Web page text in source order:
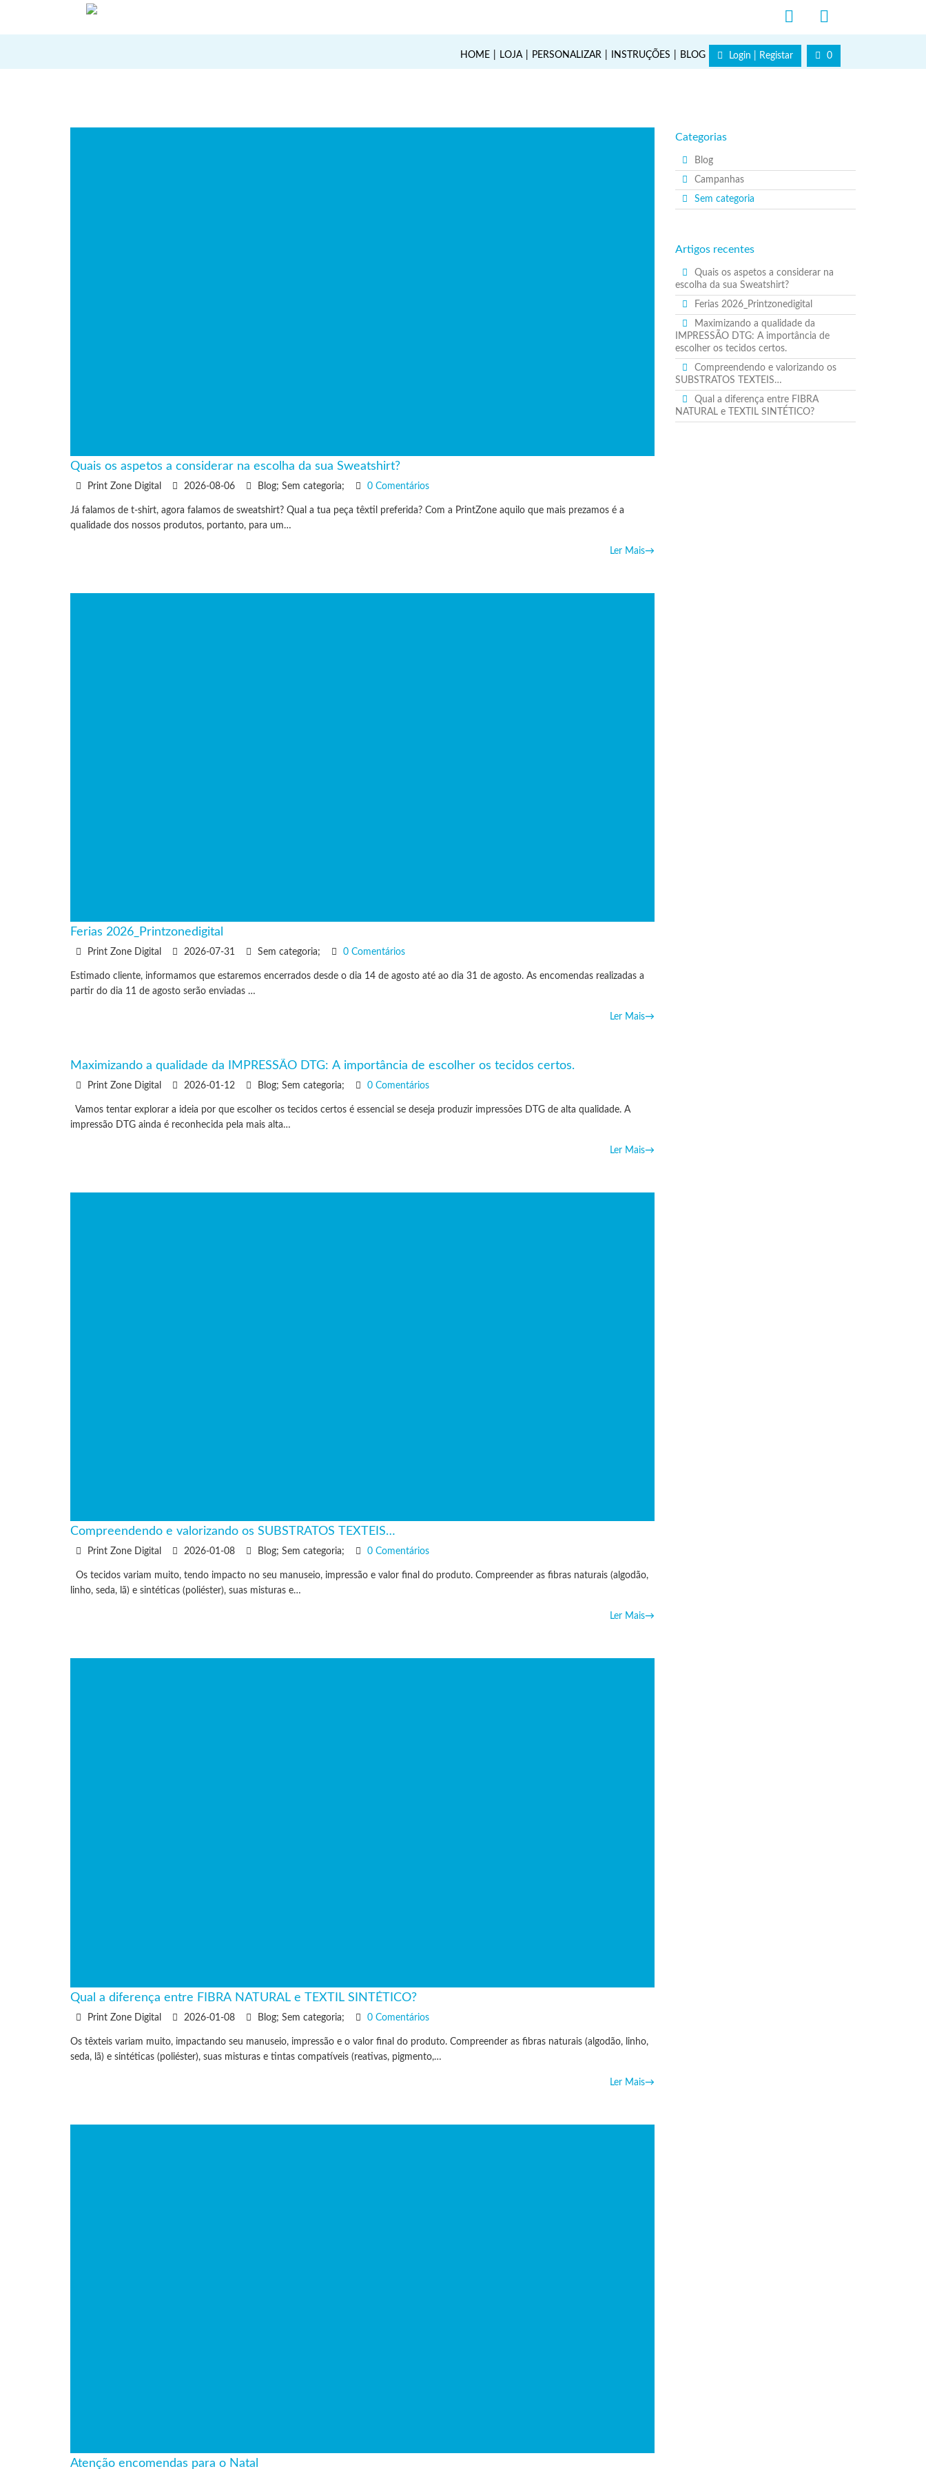
Login | Registar 0
HOME LOJA PERSONALIZAR INSTRUÇÕES BLOG
Quais os aspetos a considerar na escolha da sua Sweatshirt?
Print Zone Digital 2026-08-06 Blog; Sem categoria; 0 Comentários
Já falamos de t-shirt, agora falamos de sweatshirt? Qual a tua peça têxtil preferida? Com a PrintZone aquilo que mais prezamos é a
qualidade dos nossos produtos, portanto, para um…
Ler Mais→
Ferias 2026_Printzonedigital
Print Zone Digital 2026-07-31 Sem categoria; 0 Comentários
Estimado cliente, informamos que estaremos encerrados desde o dia 14 de agosto até ao dia 31 de agosto. As encomendas realizadas a
partir do dia 11 de agosto serão enviadas …
Ler Mais→
Maximizando a qualidade da IMPRESSÃO DTG: A importância de escolher os tecidos certos.
Print Zone Digital 2026-01-12 Blog; Sem categoria; 0 Comentários
Vamos tentar explorar a ideia por que escolher os tecidos certos é essencial se deseja produzir impressões DTG de alta qualidade. A
impressão DTG ainda é reconhecida pela mais alta…
Ler Mais→
Compreendendo e valorizando os SUBSTRATOS TEXTEIS…
Print Zone Digital 2026-01-08 Blog; Sem categoria; 0 Comentários
Os tecidos variam muito, tendo impacto no seu manuseio, impressão e valor final do produto. Compreender as fibras naturais (algodão,
linho, seda, lã) e sintéticas (poliéster), suas misturas e…
Ler Mais→
Qual a diferença entre FIBRA NATURAL e TEXTIL SINTÉTICO?
Print Zone Digital 2026-01-08 Blog; Sem categoria; 0 Comentários
Os têxteis variam muito, impactando seu manuseio, impressão e o valor final do produto. Compreender as fibras naturais (algodão, linho,
seda, lã) e sintéticas (poliéster), suas misturas e tintas compatíveis (reativas, pigmento,…
Ler Mais→
Atenção encomendas para o Natal
Categorias
Blog
Campanhas
Sem categoria
Artigos recentes
Quais os aspetos a considerar na
escolha da sua Sweatshirt?
Ferias 2026_Printzonedigital
Maximizando a qualidade da
IMPRESSÃO DTG: A importância de
escolher os tecidos certos.
Compreendendo e valorizando os
SUBSTRATOS TEXTEIS…
Qual a diferença entre FIBRA
NATURAL e TEXTIL SINTÉTICO?